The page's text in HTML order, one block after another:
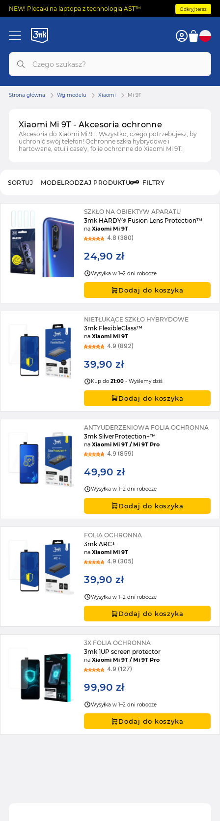
NEW! Plecaki na laptopa z technologią AST™ Odkryj teraz
Xiaomi Mi 9T - Akcesoria ochronne
Akcesoria do Xiaomi Mi 9T. Wszystko, czego potrzebujesz, by
uchronić swój telefon! Ochronne szkła hybrydowe i
hartowane, etui i case'y, folie ochronne do Xiaomi Mi 9T.
Strona główna Wg modelu Xiaomi Mi 9T
MODELRODZAJ PRODUKTU FILTRY
SORTUJ
SZKŁO NA OBIEKTYW APARATU
3mk HARDY® Fusion Lens Protection™
naXiaomi Mi 9T
4.8 (380)
24,90 zł
Wysyłka w 1–2 dni robocze
Dodaj do koszyka
NIETŁUKĄCE SZKŁO HYBRYDOWE
3mk FlexibleGlass™
naXiaomi Mi 9T
4.9 (892)
39,90 zł
Kup do21:00 - Wyślemy dziś
Dodaj do koszyka
ANTYUDERZENIOWA FOLIA OCHRONNA
3mk SilverProtection+™
naXiaomi Mi 9T / Mi 9T Pro
4.9 (859)
49,90 zł
Wysyłka w 1–2 dni robocze
Dodaj do koszyka
FOLIA OCHRONNA
3mk ARC+
naXiaomi Mi 9T
4.9 (305)
39,90 zł
Wysyłka w 1–2 dni robocze
Dodaj do koszyka
3X FOLIA OCHRONNA
3mk 1UP screen protector
naXiaomi Mi 9T / Mi 9T Pro
4.9 (127)
99,90 zł
Wysyłka w 1–2 dni robocze
Dodaj do koszyka